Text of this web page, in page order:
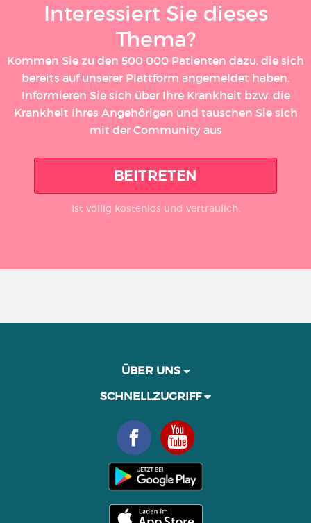
Interessiert Sie dieses
Thema?
Kommen Sie zu den 500 000 Patienten dazu, die sich
bereits auf unserer Plattform angemeldet haben.
Informieren Sie sich über Ihre Krankheit bzw. die
Krankheit Ihres Angehörigen und tauschen Sie sich
mit der Community aus
BEITRETEN
Ist völlig kostenlos und vertraulich.
ÜBER UNS
SCHNELLZUGRIFF